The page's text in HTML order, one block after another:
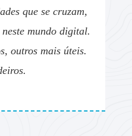
que se cruzam,
mundo digital.
outros mais úteis.